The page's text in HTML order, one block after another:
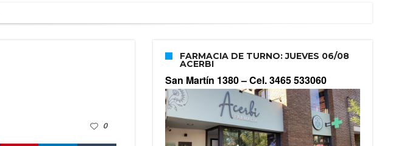
0
FARMACIA DE TURNO: JUEVES 06/08
ACERBI
San Martín 1380 –Cel. 3465 533060